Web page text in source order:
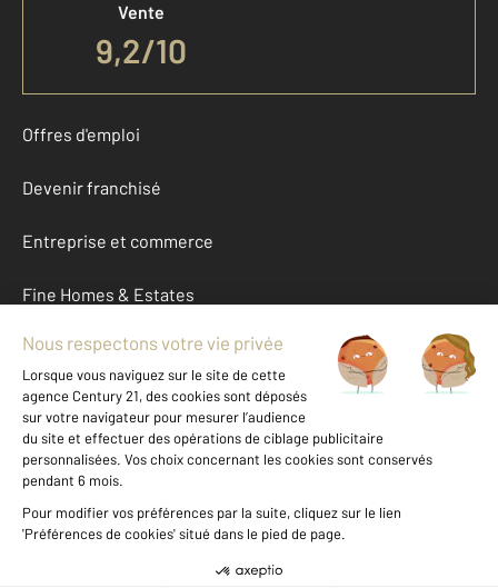
Vente
9,2/10
Offres d'emploi
Devenir franchisé
Entreprise et commerce
Fine Homes & Estates
À propos
International
Nous contacter
Données personnelles